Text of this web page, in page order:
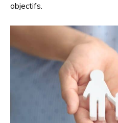
objectifs.